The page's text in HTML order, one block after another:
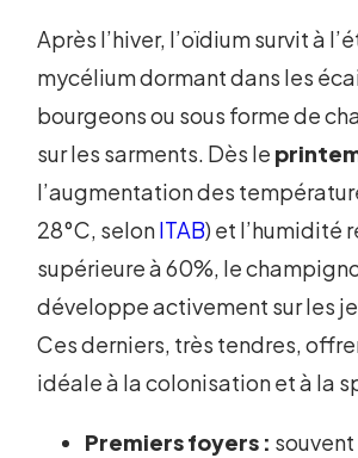
Après l’hiver, l’oïdium survit à
mycélium dormant dans les
bourgeons ou sous forme de
sur les sarments. Dès le
l’augmentation des
28°C, selonITAB) et l’humidité
supérieure à 60%, le
développe activement sur les
Ces derniers, très tendres,
idéale à la colonisation et à la
Premiers foyers :